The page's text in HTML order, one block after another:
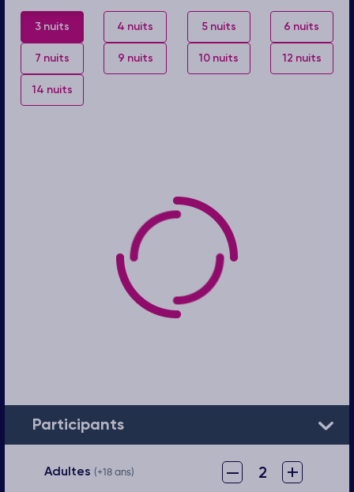
3 nuits 4 nuits 5 nuits 6 nuits
7 nuits 9 nuits 10 nuits 12 nuits
14 nuits
Participants
Adultes (+18 ans) – 2 +